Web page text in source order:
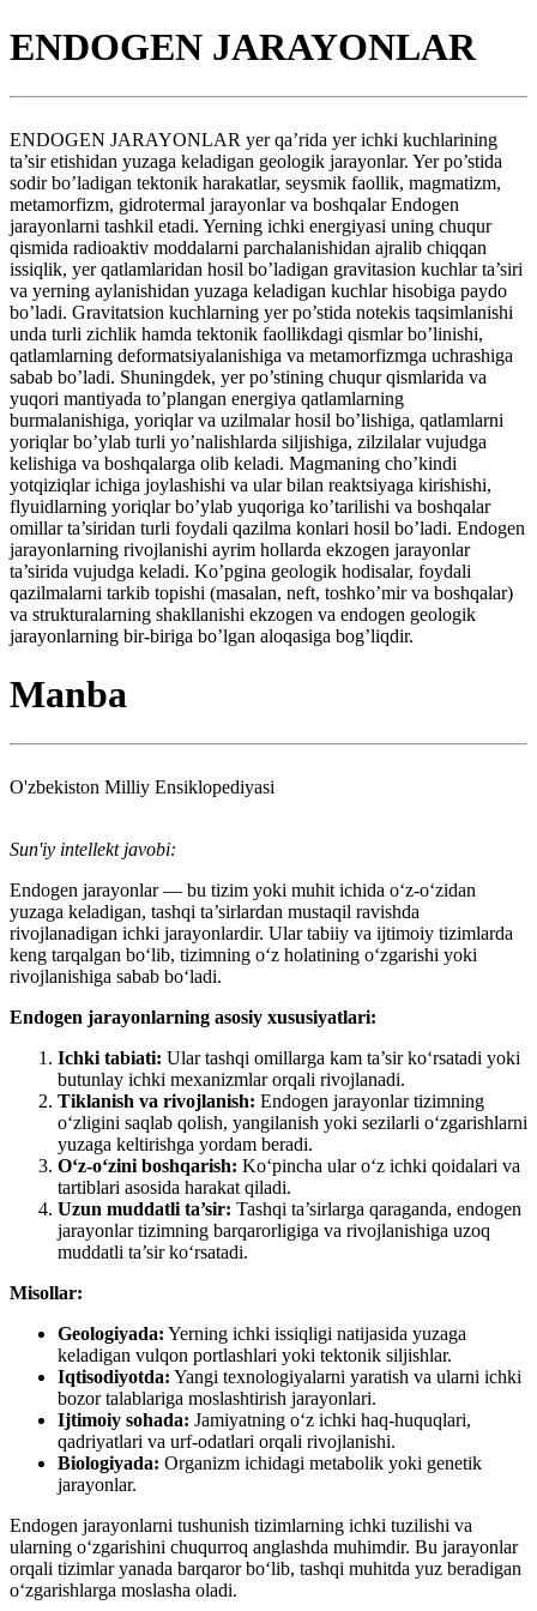
ENDOGEN JARAYONLAR
ENDOGEN JARAYONLAR yer qa’rida yer ichki kuchlarining
ta’sir etishidan yuzaga keladigan geologik jarayonlar. Yer po’stida
sodir bo’ladigan tektonik harakatlar, seysmik faollik, magmatizm,
metamorfizm, gidrotermal jarayonlar va boshqalar Endogen
jarayonlarni tashkil etadi. Yerning ichki energiyasi uning chuqur
qismida radioaktiv moddalarni parchalanishidan ajralib chiqqan
issiqlik, yer qatlamlaridan hosil bo’ladigan gravitasion kuchlar ta’siri
va yerning aylanishidan yuzaga keladigan kuchlar hisobiga paydo
bo’ladi. Gravitatsion kuchlarning yer po’stida notekis taqsimlanishi
unda turli zichlik hamda tektonik faollikdagi qismlar bo’linishi,
qatlamlarning deformatsiyalanishiga va metamorfizmga uchrashiga
sabab bo’ladi. Shuningdek, yer po’stining chuqur qismlarida va
yuqori mantiyada to’plangan energiya qatlamlarning
burmalanishiga, yoriqlar va uzilmalar hosil bo’lishiga, qatlamlarni
yoriqlar bo’ylab turli yo’nalishlarda siljishiga, zilzilalar vujudga
kelishiga va boshqalarga olib keladi. Magmaning cho’kindi
yotqiziqlar ichiga joylashishi va ular bilan reaktsiyaga kirishishi,
flyuidlarning yoriqlar bo’ylab yuqoriga ko’tarilishi va boshqalar
omillar ta’siridan turli foydali qazilma konlari hosil bo’ladi. Endogen
jarayonlarning rivojlanishi ayrim hollarda ekzogen jarayonlar
ta’sirida vujudga keladi. Ko’pgina geologik hodisalar, foydali
qazilmalarni tarkib topishi (masalan, neft, toshko’mir va boshqalar)
va strukturalarning shakllanishi ekzogen va endogen geologik
jarayonlarning bir-biriga bo’lgan aloqasiga bog’liqdir.
Manba
O'zbekiston Milliy Ensiklopediyasi
Sun'iy intellekt javobi:
Endogen jarayonlar — bu tizim yoki muhit ichida o‘z-o‘zidan
yuzaga keladigan, tashqi ta’sirlardan mustaqil ravishda
rivojlanadigan ichki jarayonlardir. Ular tabiiy va ijtimoiy tizimlarda
keng tarqalgan bo‘lib, tizimning o‘z holatining o‘zgarishi yoki
rivojlanishiga sabab bo‘ladi.
Endogen jarayonlarning asosiy xususiyatlari:
Ichki tabiati: Ular tashqi omillarga kam ta’sir ko‘rsatadi yoki
butunlay ichki mexanizmlar orqali rivojlanadi.
Tiklanish va rivojlanish: Endogen jarayonlar tizimning
o‘zligini saqlab qolish, yangilanish yoki sezilarli o‘zgarishlarni
yuzaga keltirishga yordam beradi.
O‘z-o‘zini boshqarish: Ko‘pincha ular o‘z ichki qoidalari va
tartiblari asosida harakat qiladi.
Uzun muddatli ta’sir: Tashqi ta’sirlarga qaraganda, endogen
jarayonlar tizimning barqarorligiga va rivojlanishiga uzoq
muddatli ta’sir ko‘rsatadi.
Misollar:
Geologiyada: Yerning ichki issiqligi natijasida yuzaga
keladigan vulqon portlashlari yoki tektonik siljishlar.
Iqtisodiyotda: Yangi texnologiyalarni yaratish va ularni ichki
bozor talablariga moslashtirish jarayonlari.
Ijtimoiy sohada: Jamiyatning o‘z ichki haq-huquqlari,
qadriyatlari va urf-odatlari orqali rivojlanishi.
Biologiyada: Organizm ichidagi metabolik yoki genetik
jarayonlar.
Endogen jarayonlarni tushunish tizimlarning ichki tuzilishi va
ularning o‘zgarishini chuqurroq anglashda muhimdir. Bu jarayonlar
orqali tizimlar yanada barqaror bo‘lib, tashqi muhitda yuz beradigan
o‘zgarishlarga moslasha oladi.